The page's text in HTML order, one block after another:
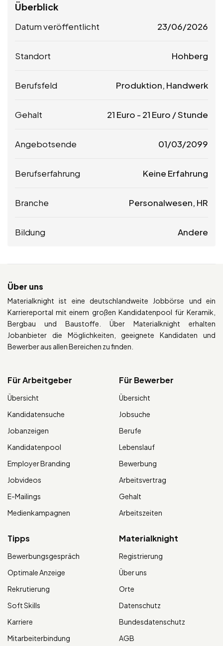
Überblick
Datum veröffentlicht 23/06/2026
Standort Hohberg
Berufsfeld Produktion, Handwerk
Gehalt 21 Euro - 21 Euro / Stunde
Angebotsende 01/03/2099
Berufserfahrung Keine Erfahrung
Branche Personalwesen, HR
Bildung Andere
Über uns
Materialknight ist eine deutschlandweite Jobbörse und ein
Karriereportal mit einem großen Kandidatenpool für Keramik,
Bergbau und Baustoffe. Über Materialknight erhalten
Jobanbieter die Möglichkeiten, geeignete Kandidaten und
Bewerber aus allen Bereichen zu finden.
Für Arbeitgeber
Übersicht
Kandidatensuche
Jobanzeigen
Kandidatenpool
Employer Branding
Jobvideos
E-Mailings
Medienkampagnen
Für Bewerber
Übersicht
Jobsuche
Berufe
Lebenslauf
Bewerbung
Arbeitsvertrag
Gehalt
Arbeitszeiten
Tipps
Bewerbungsgespräch
Optimale Anzeige
Rekrutierung
Soft Skills
Karriere
Mitarbeiterbindung
Materialknight
Registrierung
Über uns
Orte
Datenschutz
Bundesdatenschutz
AGB